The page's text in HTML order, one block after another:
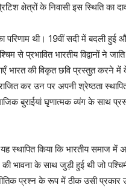
क्षेत्रों के निवासी इस स्थिति का
थी। 19वीं सदी में बदली
से प्रभावित भारतीय विद्वानों ने
भारत की विकृत छवि प्रस्तुत करने
कर उन पर अपनी श्रेष्ठता
बुराईयां घृणात्मक व्यंग के साथ
स्थापित किया कि भारतीय समाज
के साथ जुड़ी हुई थी जो पश्चिमी
प्रश्न के रूप में ठीक उसी